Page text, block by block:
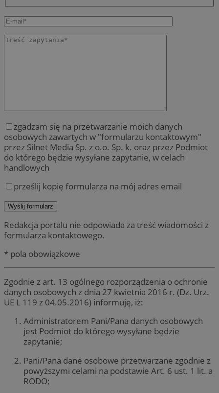
zgadzam się na przetwarzanie moich danych
osobowych zawartych w "formularzu kontaktowym"
przez Silnet Media Sp. z o.o. Sp. k. oraz przez Podmiot
do którego będzie wysyłane zapytanie, w celach
handlowych
prześlij kopię formularza na mój adres email
Redakcja portalu nie odpowiada za treść wiadomości z
formularza kontaktowego.
* pola obowiązkowe
Zgodnie z art. 13 ogólnego rozporządzenia o ochronie
danych osobowych z dnia 27 kwietnia 2016 r. (Dz. Urz.
UE L 119 z 04.05.2016) informuję, iż:
Administratorem Pani/Pana danych osobowych
jest Podmiot do którego wysyłane będzie
zapytanie;
Pani/Pana dane osobowe przetwarzane zgodnie z
powyższymi celami na podstawie Art. 6 ust. 1 lit. a
RODO;